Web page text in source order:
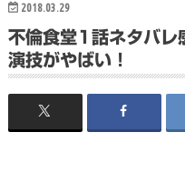
2018.03.29
不倫食堂1話ネタバレ
演技がやばい！